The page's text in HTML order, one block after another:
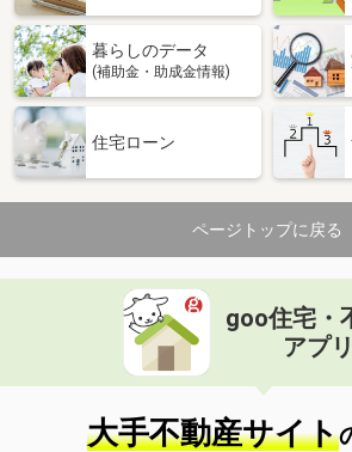
暮らしのデータ
(補助金・助成金情報)
住宅ローン
ページトップに戻る
goo住宅・
アプリ
大手不動産サイト